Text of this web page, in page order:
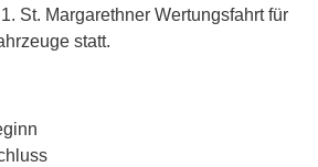
St. Margarethner Wertungsfahrt für
statt.